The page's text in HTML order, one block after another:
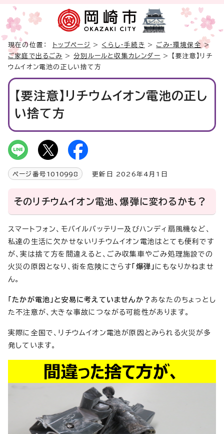
現在の位置： トップページ > くらし・手続き > ごみ・環境保全 >
ご家庭で出るごみ >分別ルールと収集カレンダー > 【要注意】リチ
ウムイオン電池の正しい捨て方
【要注意】リチウムイオン電池の正し
い捨て方
ページ番号 1010998 更新日 2026年4月1日
そのリチウムイオン電池、爆弾に変わるかも？
スマートフォン、モバイルバッテリー及びハンディ扇風機など、
私達の生活に欠かせないリチウムイオン電池はとても便利です
が、実は捨て方を間違えると、ごみ収集車やごみ処理施設での
火災の原因となり、街を危険にさらす「爆弾」 にもなりかねませ
ん。
「たかが電池」と安易に考えていませんか？ あなたのちょっとし
た不注意が、大きな事故につながる可能性があります。
実際に全国で、リチウムイオン電池が原因とみられる火災が多
発しています。